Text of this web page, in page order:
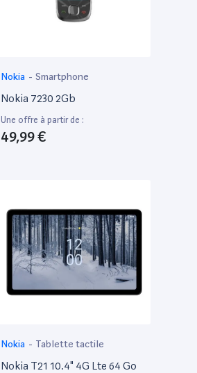
Nokia - Smartphone
Nokia 7230 2Gb
Une offre à partir de :
49,99 €
Nokia - Tablette tactile
Nokia T21 10.4" 4G Lte 64 Go